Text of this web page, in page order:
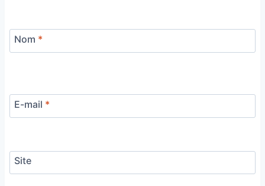
Nom *
E-mail *
Site